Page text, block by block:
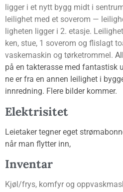
lig­ger i et nytt bygg midt i
lei­lig­het med et sove­rom —
lig­he­ten lig­ger i 2. eta­sje.
ken, stue, 1 sove­rom og flis­lagt
vaske­ma­skin og tørke­trom­mel.
på en tak­ter­as­se med fan­tas­tisk
ne er fra en annen lei­lig­het i
inn­red­ning. Fle­re bil­der kommer.
Elek­tri­si­tet
Leie­ta­ker teg­ner eget
når man flyt­ter inn,
Inven­tar
Kjøl/frys, kom­fyr og